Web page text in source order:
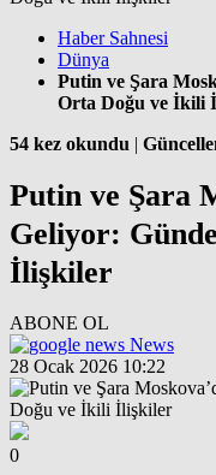
Haber Sahnesi
Dünya
Putin ve Şara
Orta Doğu ve İkili
54 kez okundu |
Putin ve Şara
Geliyor:
İlişkiler
ABONE OL
News
28 Ocak 2026 10:22
0